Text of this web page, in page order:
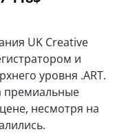
UK Creative
и
уровня .ART.
премиальные
несмотря на